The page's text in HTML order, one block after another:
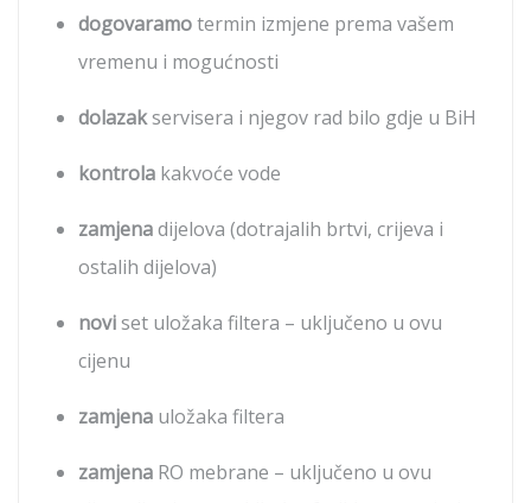
dogovaramotermin izmjene prema vašem
vremenu i mogućnosti
dolazakservisera i njegov rad bilo gdje u BiH
kontrola kakvoće vode
zamjenadijelova (dotrajalih brtvi, crijeva i
ostalih dijelova)
noviset uložaka filtera – uključeno u ovu
cijenu
zamjena uložaka filtera
zamjena RO mebrane – uključeno u ovu